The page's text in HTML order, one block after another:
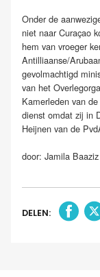
Onder de
niet naar Curaçao
hem van vroeger
Antilliaanse/
gevolmachtigd
van het
Kamerleden van
dienst omdat zij in
Heijnen van de
door: Jamila Baaziz
DELEN: